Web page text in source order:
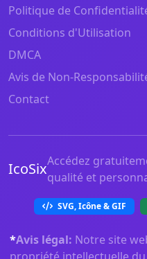
Politique de
Conditions d'Utilisation
DMCA
Avis de Non-
Contact
IcoSixAccédez
qualité et
SVG, Icône & GIF
*Avis légal: Notre site